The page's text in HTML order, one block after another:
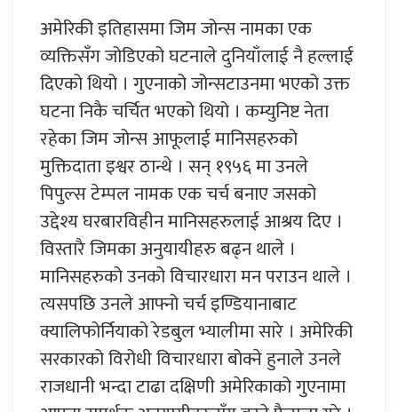
अमेरिकी इतिहासमा जिम जोन्स नामका एक
व्यक्तिसँग जोडिएको घटनाले दुनियाँलाई नै हल्लाई
दिएको थियो । गुएनाको जोन्सटाउनमा भएको उक्त
घटना निकै चर्चित भएको थियो । कम्युनिष्ट नेता
रहेका जिम जोन्स आफूलाई मानिसहरुको
मुक्तिदाता इश्वर ठान्थे । सन् १९५६ मा उनले
पिपुल्स टेम्पल नामक एक चर्च बनाए जसको
उद्देश्य घरबारविहीन मानिसहरुलाई आश्रय दिए ।
विस्तारै जिमका अनुयायीहरु बढ्न थाले ।
मानिसहरुको उनको विचारधारा मन पराउन थाले ।
त्यसपछि उनले आफ्नो चर्च इण्डियानाबाट
क्यालिफोर्नियाको रेडबुल भ्यालीमा सारे । अमेरिकी
सरकारको विरोधी विचारधारा बोक्ने हुनाले उनले
राजधानी भन्दा टाढा दक्षिणी अमेरिकाको गुएनामा